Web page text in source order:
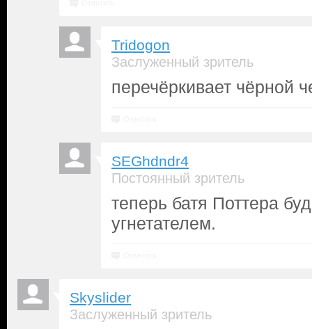
Tridogon
Заслуженный зритель
перечёркивает чёрной
SEGhdndr4
Постоянный зритель
теперь батя Поттера
угнетателем.
Skyslider
Заслуженный зритель